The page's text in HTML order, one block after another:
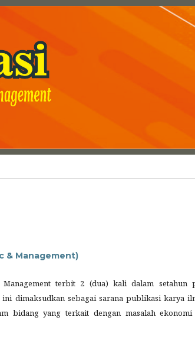
& Management)
terbit 2 (dua) kali dalam setahun
dimaksudkan sebagai sarana publikasi karya
bidang yang terkait dengan masalah ekonomi